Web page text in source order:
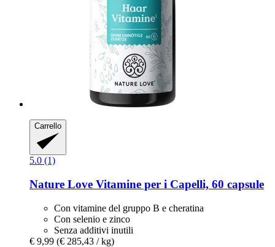
Carrello
5.0 (1)
Nature Love Vitamine per i Capelli, 60 capsule
Con vitamine del gruppo B e cheratina
Con selenio e zinco
Senza additivi inutili
€ 9,99 (€ 285,43 / kg)